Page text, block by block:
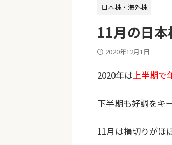
日本株・海外株
11月の日
2020年12月1日
2020年は上半期で
下半期も好調をキ
11月は損切りがほ